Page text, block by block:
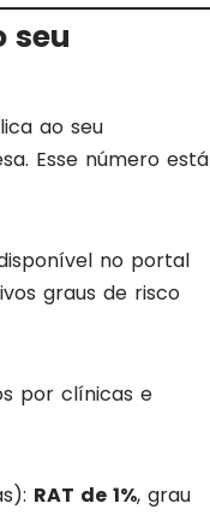
seu
ao seu
Esse número está
no portal
graus de risco
por clínicas e
RAT de 1%, grau